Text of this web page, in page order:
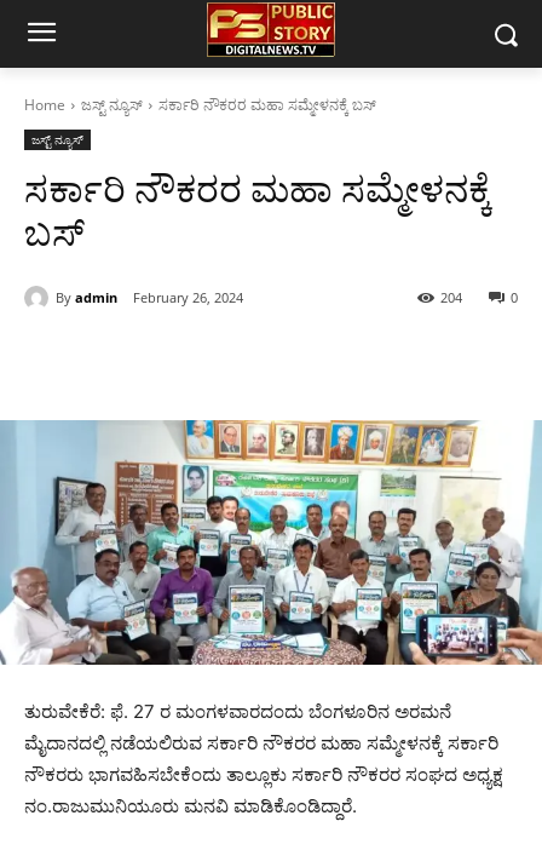
Home ಜಸ್ಟ್ ನ್ಯೂಸ್ ಸರ್ಕಾರಿ ನೌಕರರ ಮಹಾ ಸಮ್ಮೇಳನಕ್ಕೆ ಬಸ್
ಜಸ್ಟ್ ನ್ಯೂಸ್
ಸರ್ಕಾರಿ ನೌಕರರ ಮಹಾ ಸಮ್ಮೇಳನಕ್ಕೆ
ಬಸ್
By admin February 26, 2024 0
204
ತುರುವೇಕೆರೆ: ಫೆ. 27 ರ ಮಂಗಳವಾರದಂದು ಬೆಂಗಳೂರಿನ ಅರಮನೆ
ಮೈದಾನದಲ್ಲಿ ನಡೆಯಲಿರುವ ಸರ್ಕಾರಿ ನೌಕರರ ಮಹಾ ಸಮ್ಮೇಳನಕ್ಕೆ ಸರ್ಕಾರಿ
ನೌಕರರು ಭಾಗವಹಿಸಬೇಕೆಂದು ತಾಲ್ಲೂಕು ಸರ್ಕಾರಿ ನೌಕರರ ಸಂಘದ ಅಧ್ಯಕ್ಷ
ನಂ.ರಾಜುಮುನಿಯೂರು ಮನವಿ ಮಾಡಿಕೊಂಡಿದ್ದಾರೆ.